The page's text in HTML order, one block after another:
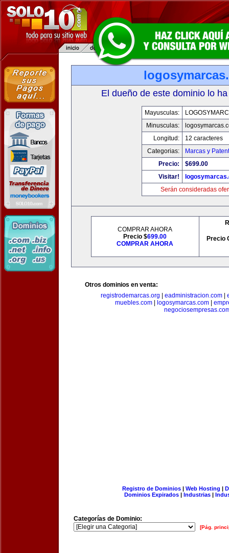
El dueño de este dominio lo
Mayusculas:
Minusculas:
Longitud:
12 caracteres
Categorias:
Marcas y
Precio:
$699.00
Visitar!
Serán consideradas
COMPRAR AHORA
Precio $699.00
COMPRAR AHORA
Precio
Otros dominios en venta:
registrodemarcas.org
eadministracion.com
muebles.com| logosymarcas.com|
Registro de Dominios| Web Hosting |
Dominios Expirados | Industrias |
Categorías de Dominio:
[Pág.